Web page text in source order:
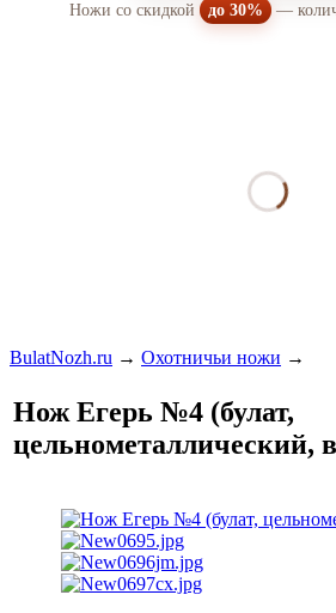
Ножи со скидкой до 30% —
BulatNozh.ru → Охотничьи ножи →
Нож Егерь №4 (булат,
цельнометаллический,